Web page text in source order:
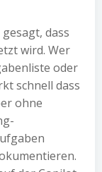
dass
wird. Wer
oder
schnell dass
ohne